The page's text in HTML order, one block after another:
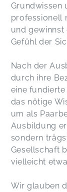
Grundwissen
professionell
und
Gefühl der
Nach der
durch ihre
eine
das nötige
um als
Ausbildung
sondern
Gesellschaft
vielleicht
Wir glauben